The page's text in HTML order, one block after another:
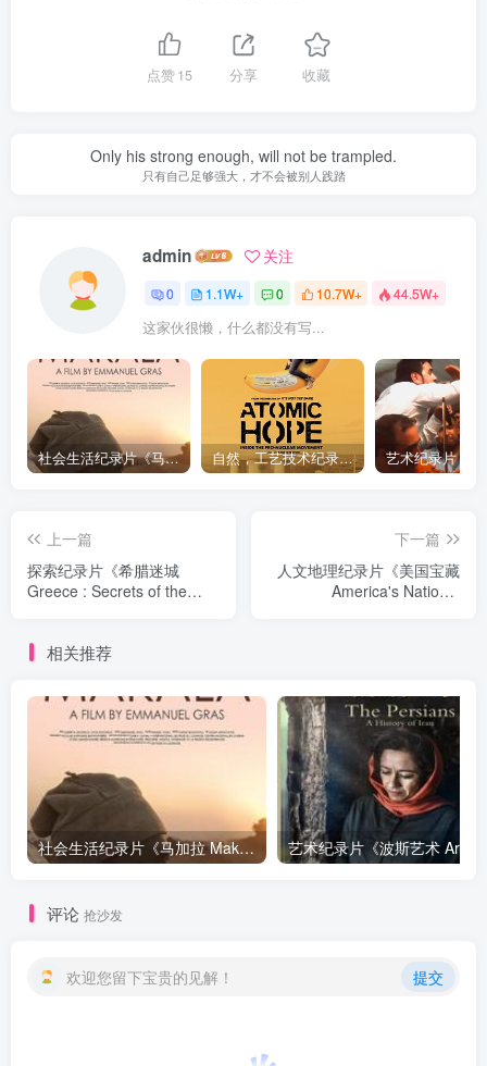
点赞15 分享 收藏
Only his strong enough, will not be trampled.
只有自己足够强大，才不会被别人践踏
admin 关注
0 1.1W+ 0 10.7W+ 44.5W+
这家伙很懒，什么都没有写...
社会生活纪录片《马加拉 Makala》下载 自然，工艺技术纪录片《原子能的希望 Atomic Hope – Inside the Pro-Nuclear Movement》下载
上一篇
探索纪录片《希腊迷城
Greece : Secrets of the
下一篇
人文地理纪录片《美国宝藏
America's National
相关推荐
社会生活纪录片《马加拉 Makala》下载
评论 抢沙发
欢迎您留下宝贵的见解！ 提交